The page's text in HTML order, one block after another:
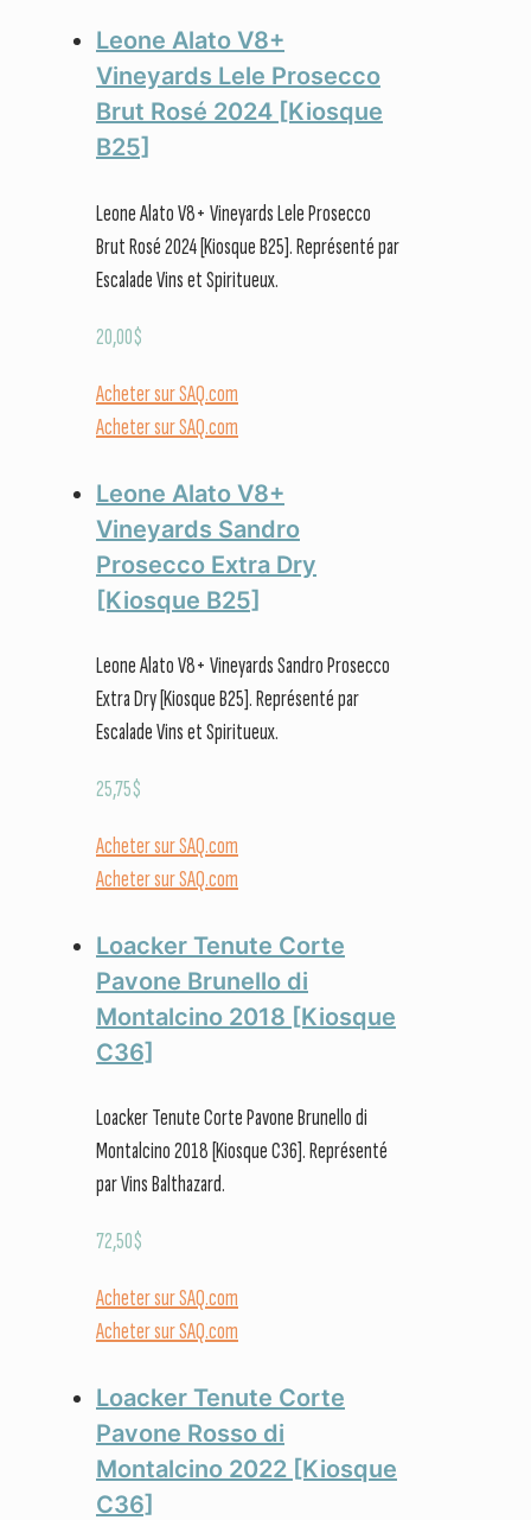
Leone Alato V8+
Vineyards Lele Prosecco
Brut Rosé 2024 [Kiosque
B25]
Leone Alato V8+ Vineyards Lele Prosecco
Brut Rosé 2024 [Kiosque B25]. Représenté par
Escalade Vins et Spiritueux.
20,00$
Acheter sur SAQ.com
Acheter sur SAQ.com
Leone Alato V8+
Vineyards Sandro
Prosecco Extra Dry
[Kiosque B25]
Leone Alato V8+ Vineyards Sandro Prosecco
Extra Dry [Kiosque B25]. Représenté par
Escalade Vins et Spiritueux.
25,75$
Acheter sur SAQ.com
Acheter sur SAQ.com
Loacker Tenute Corte
Pavone Brunello di
Montalcino 2018 [Kiosque
C36]
Loacker Tenute Corte Pavone Brunello di
Montalcino 2018 [Kiosque C36]. Représenté
par Vins Balthazard.
72,50$
Acheter sur SAQ.com
Acheter sur SAQ.com
Loacker Tenute Corte
Pavone Rosso di
Montalcino 2022 [Kiosque
C36]